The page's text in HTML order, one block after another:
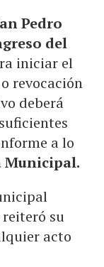
Pedro
del
iniciar el
revocación
deberá
a lo
Municipal.
reiteró su
acto